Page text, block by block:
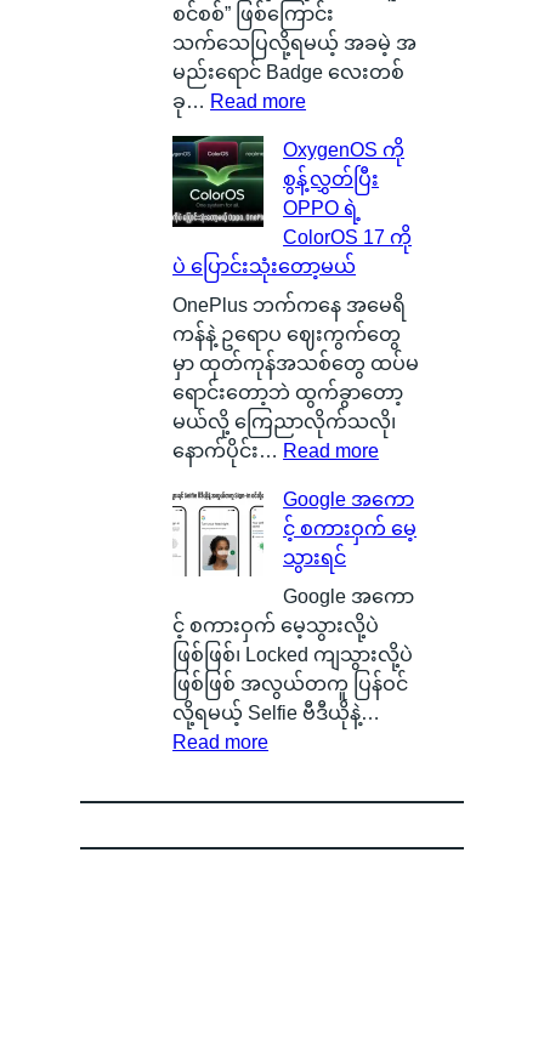
င်
း
က
င်
ါ်
ာ
ဂါ
း
တ
စ်
ကေ
ာ
တ
က
ယ်
ပျံ
သ
န်
း
တ
C
a
r
b
t
e
r
y
ဆို
တ
ာ
ာ
လဲ
ါ
ဟ
ာ
S
m
r
စင်စစ်” ဖြစ်ကြောင်း
သက်သေပြလို့ရမယ့် အခမဲ့ အ
မည်းရောင် Badge လေးတစ်
ခု… Read more:
စ
င်
စ
စ်
ဖြ
စ်
ကြေ
ာ
င်
း
သ
သေ
ပြ
လို့
ရ
မ
ယ့်
အ
ခ
မ
OxygenOS ကို
စွန့်လွှတ်ပြီး
OPPO ရဲ့
ColorOS 17 ကို
ပဲ ပြောင်းသုံးတော့မယ်
OnePlus ဘက်ကနေ အမေရိ
ကန်နဲ့ ဥရောပ ဈေးကွက်တွေ
မှာ ထုတ်ကုန်အသစ်တွေ ထပ်မ
ရောင်းတော့ဘဲ ထွက်ခွာတော့
မယ်လို့ ကြေညာလိုက်သလို၊
နောက်ပိုင်း… Read more:
x
y
e
O
S
လွှ
Google အကော
င့် စကားဝှက် မေ့
သွားရင်
Google အကော
င့် စကားဝှက် မေ့သွားလို့ပဲ
ဖြစ်ဖြစ်၊ Locked ကျသွားလို့ပဲ
ဖြစ်ဖြစ် အလွယ်တကူ ပြန်ဝင်
လို့ရမယ့် Selfie ဗီဒီယိုနဲ့…
Read more:
o